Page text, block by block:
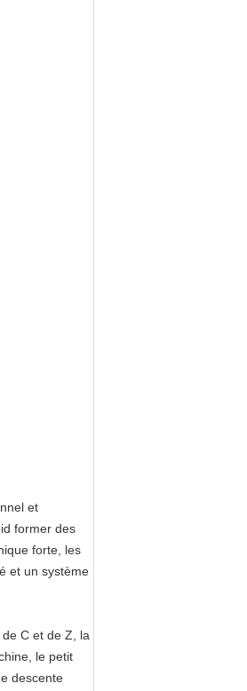
et
former des
forte, les
et un système
C et de Z, la
le petit
descente